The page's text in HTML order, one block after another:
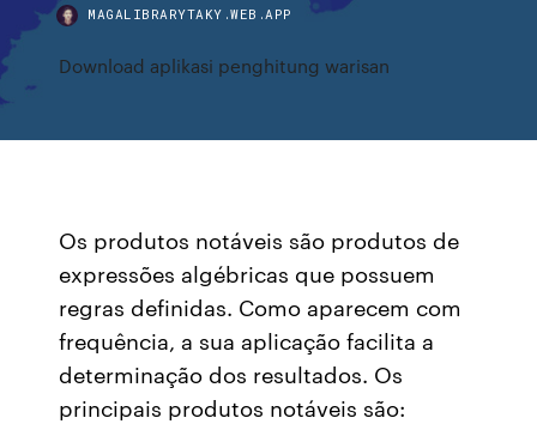
MAGALIBRARYTAKY.WEB.APP
Download aplikasi penghitung warisan
Os produtos notáveis são produtos de
expressões algébricas que possuem
regras definidas. Como aparecem com
frequência, a sua aplicação facilita a
determinação dos resultados. Os
principais produtos notáveis são: